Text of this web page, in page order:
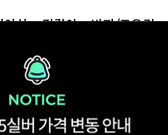
어싱 귀걸이 반지/토우링